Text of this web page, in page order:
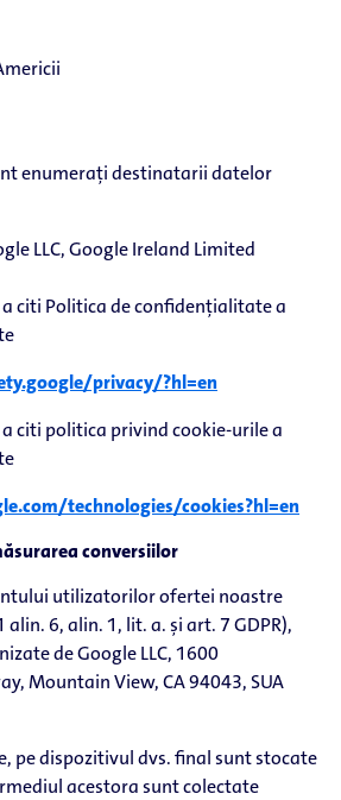
enumerați destinatarii datelor
LLC, Google Ireland Limited
citi Politica de confidențialitate a
privacy/?hl=en
citi politica privind cookie-urile a
technologies/cookies?hl=en
conversiilor
utilizatorilor ofertei noastre
6, alin. 1, lit. a. și art. 7 GDPR),
de Google LLC, 1600
Mountain View, CA 94043, SUA
pe dispozitivul dvs. final sunt stocate
acestora sunt colectate